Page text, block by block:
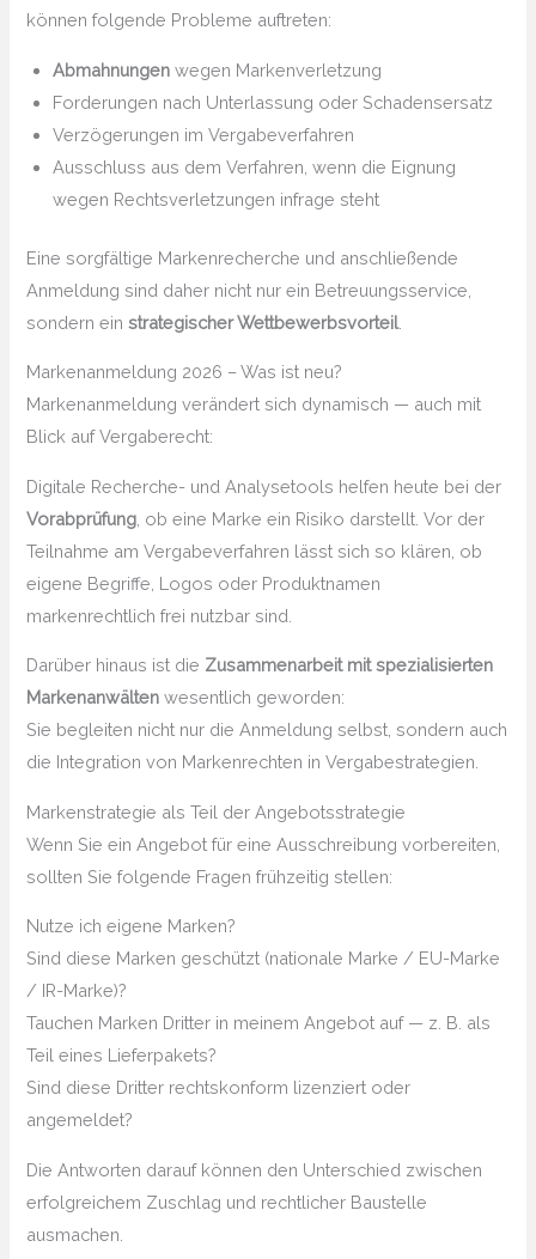
können folgende Probleme auftreten:
Abmahnungen wegen Markenverletzung
Forderungen nach Unterlassung oder Schadensersatz
Verzögerungen im Vergabeverfahren
Ausschluss aus dem Verfahren, wenn die Eignung
wegen Rechtsverletzungen infrage steht
Eine sorgfältige Markenrecherche und anschließende
Anmeldung sind daher nicht nur ein Betreuungsservice,
sondern einstrategischer Wettbewerbsvorteil.
Markenanmeldung 2026 – Was ist neu?
Markenanmeldung verändert sich dynamisch — auch mit
Blick auf Vergaberecht:
Digitale Recherche- und Analysetools helfen heute bei der
Vorabprüfung , ob eine Marke ein Risiko darstellt. Vor der
Teilnahme am Vergabeverfahren lässt sich so klären, ob
eigene Begriffe, Logos oder Produktnamen
markenrechtlich frei nutzbar sind.
Darüber hinaus ist die Zusammenarbeit mit spezialisierten
Markenanwälten wesentlich geworden:
Sie begleiten nicht nur die Anmeldung selbst, sondern auch
die Integration von Markenrechten in Vergabestrategien.
Markenstrategie als Teil der Angebotsstrategie
Wenn Sie ein Angebot für eine Ausschreibung vorbereiten,
sollten Sie folgende Fragen frühzeitig stellen:
Nutze ich eigene Marken?
Sind diese Marken geschützt (nationale Marke / EU-Marke
/ IR-Marke)?
Tauchen Marken Dritter in meinem Angebot auf — z. B. als
Teil eines Lieferpakets?
Sind diese Dritter rechtskonform lizenziert oder
angemeldet?
Die Antworten darauf können den Unterschied zwischen
erfolgreichem Zuschlag und rechtlicher Baustelle
ausmachen.